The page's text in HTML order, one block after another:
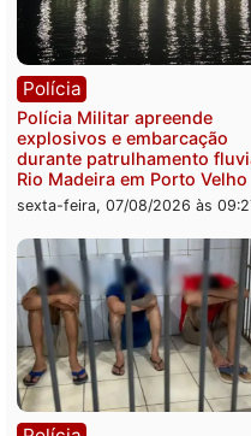
Polícia
Casal é preso pela
de 72 quilos de
escondidos em
Velho
sexta-feira, 07/08/
Polícia